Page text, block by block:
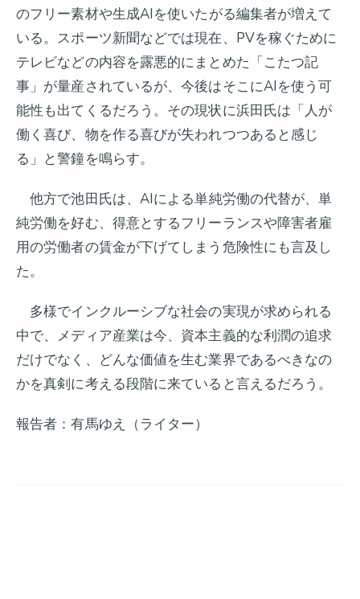
のフリー素材や生成AIを使いたがる編集者が増えて
いる。スポーツ新聞などでは現在、PVを稼ぐために
テレビなどの内容を露悪的にまとめた「こたつ記
事」が量産されているが、今後はそこにAIを使う可
能性も出てくるだろう。その現状に浜田氏は「人が
働く喜び、物を作る喜びが失われつつあると感じ
る」と警鐘を鳴らす。
他方で池田氏は、AIによる単純労働の代替が、単
純労働を好む、得意とするフリーランスや障害者雇
用の労働者の賃金が下げてしまう危険性にも言及し
た。
多様でインクルーシブな社会の実現が求められる
中で、メディア産業は今、資本主義的な利潤の追求
だけでなく、どんな価値を生む業界であるべきなの
かを真剣に考える段階に来ていると言えるだろう。
報告者：有馬ゆえ（ライター）